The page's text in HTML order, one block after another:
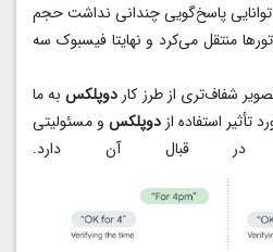
پاسخ‌گویی چندانی نداشت حجم
منتقل می‌کرد و نهایتا فیسبوک سه
شفاف‌تری از طرز کاردوپلکسبه ما
استفاده ازدوپلکسو مسئولیتی
قبال آن دارد.